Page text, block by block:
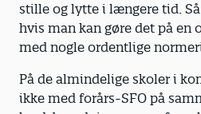
stille og lytte i længere tid.
hvis man kan gøre det på en
med nogle ordentlige
På de almindelige skoler i
ikke med forårs-SFO på